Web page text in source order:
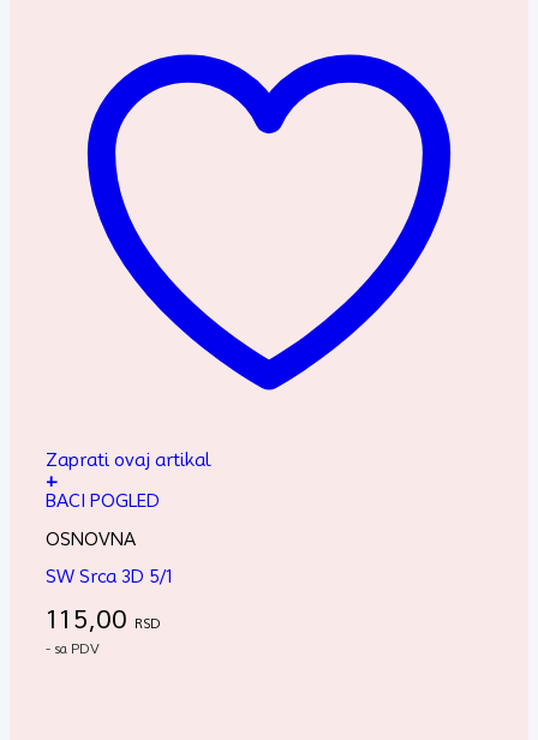
Zaprati ovaj artikal
+
BACI POGLED
OSNOVNA
SW Srca 3D 5/1
115,00 RSD
- sa PDV